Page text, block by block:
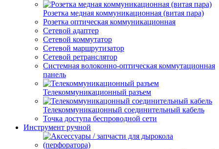
Розетка медная коммуникационная (витая пара)
Розетка оптическая коммуникационная
Сетевой адаптер
Сетевой коммутатор
Сетевой маршрутизатор
Сетевой ретранслятор
Системная волоконно-оптическая коммутационная
панель
Телекоммуникационный разъем
Телекоммуникацонный соединительный кабель
Точка доступа беспроводной сети
Инструмент ручной